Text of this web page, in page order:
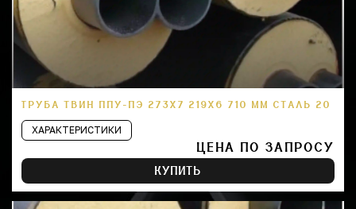
ТРУБА ТВИН ППУ-ПЭ 273Х7 219Х6 710 ММ СТАЛЬ 20
ХАРАКТЕРИСТИКИ
ЦЕНА ПО ЗАПРОСУ
КУПИТЬ